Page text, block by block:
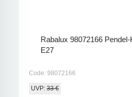
Rabalux 98072166
E27
Code: 98072166
UVP: 33 €